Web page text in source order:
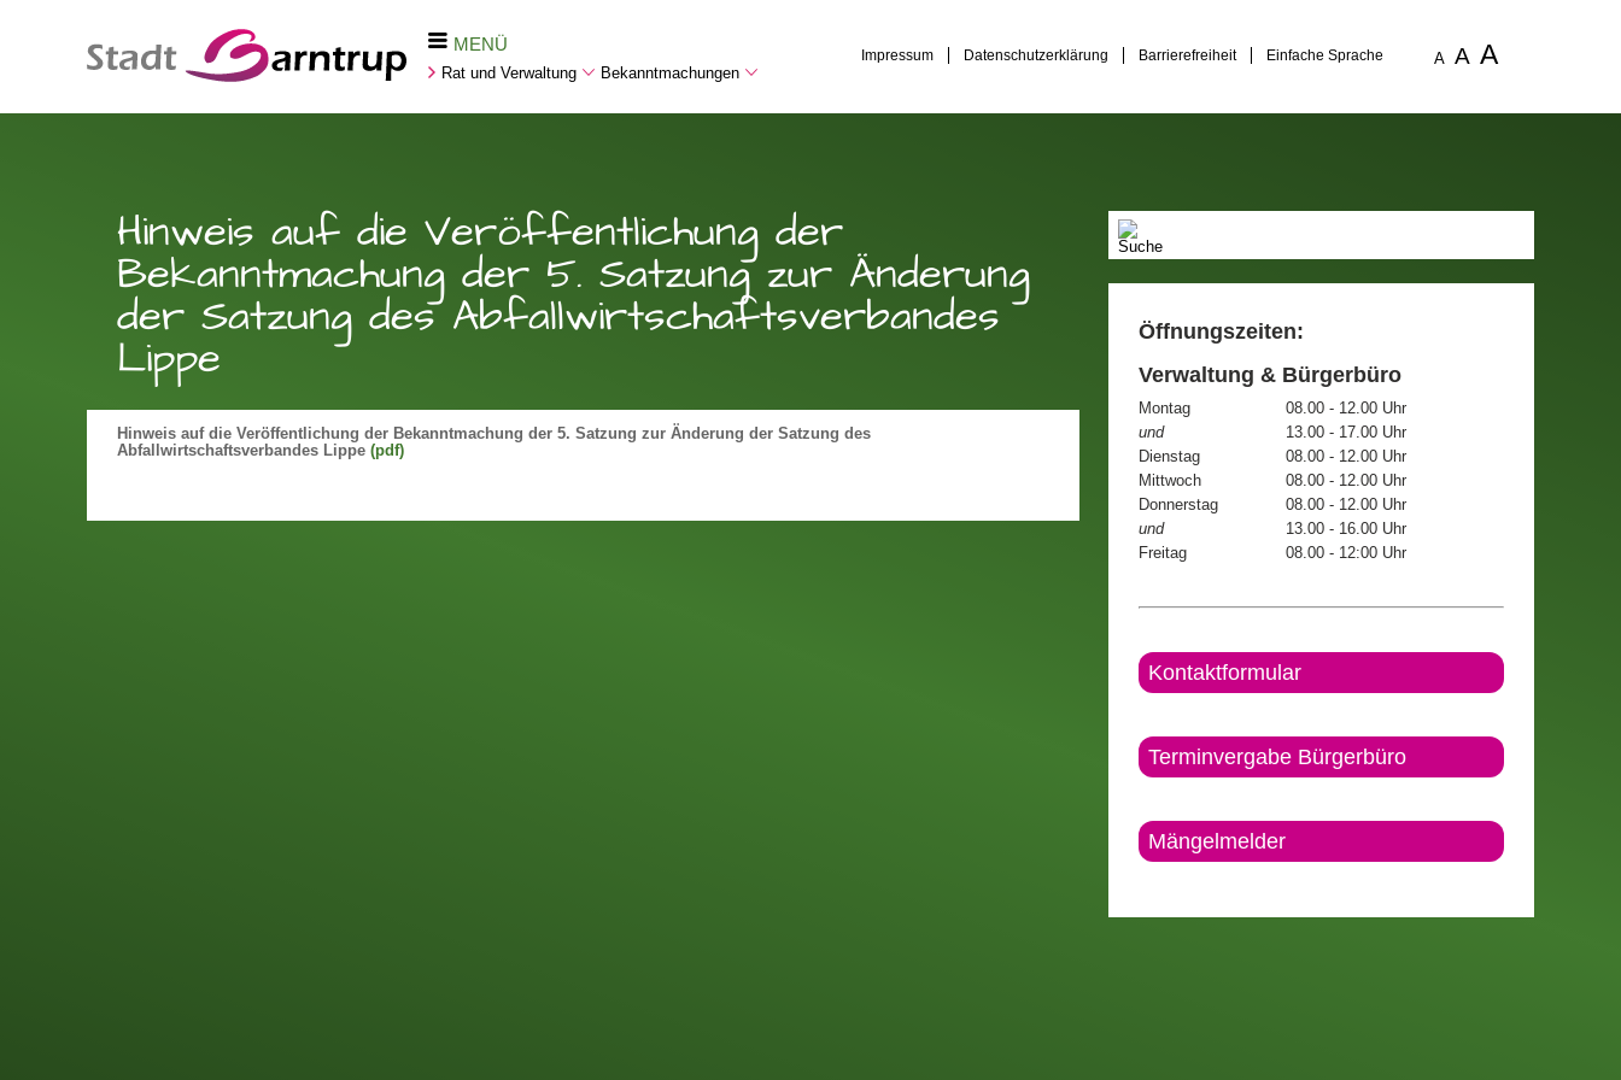
MENÜ
Rat und Verwaltung Bekanntmachungen
Impressum Datenschutzerklärung Barrierefreiheit Einfache Sprache A A A
Hinweis auf die Veröffentlichung der
Bekanntmachung der 5. Satzung zur Änderung
der Satzung des Abfallwirtschaftsverbandes
Lippe
Hinweis auf die Veröffentlichung der Bekanntmachung der 5. Satzung zur Änderung der Satzung des
Abfallwirtschaftsverbandes Lippe (pdf)
Öffnungszeiten:
Verwaltung & Bürgerbüro
Montag
08.00 - 12.00 Uhr
und
13.00 - 17.00 Uhr
Dienstag
08.00 - 12.00 Uhr
Mittwoch
08.00 - 12.00 Uhr
Donnerstag
08.00 - 12.00 Uhr
und
13.00 - 16.00 Uhr
Freitag
08.00 - 12:00 Uhr
Kontaktformular
Terminvergabe Bürgerbüro
Mängelmelder